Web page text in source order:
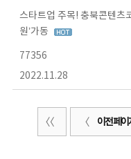
스타트업 주목! 충북콘텐츠
원’가동
77356
2022.11.28
이전 페이